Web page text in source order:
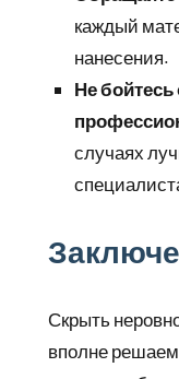
каждый
нанесения.
Не
случаях
Скрыть
вполне